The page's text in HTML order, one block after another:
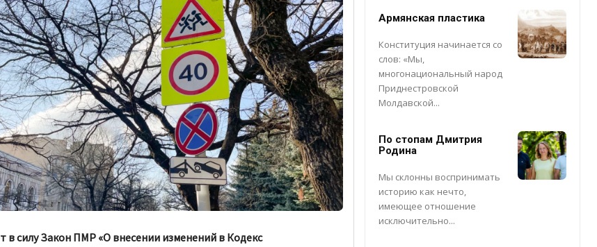
в силу Закон ПМР «О внесении изменений в Кодекс
Армянская пластика
Конституция начинается со
слов: «Мы,
многонациональный народ
Приднестровской
Молдавской...
По стопам Дмитрия
Родина
Мы склонны воспринимать
историю как нечто,
имеющее отношение
исключительно...